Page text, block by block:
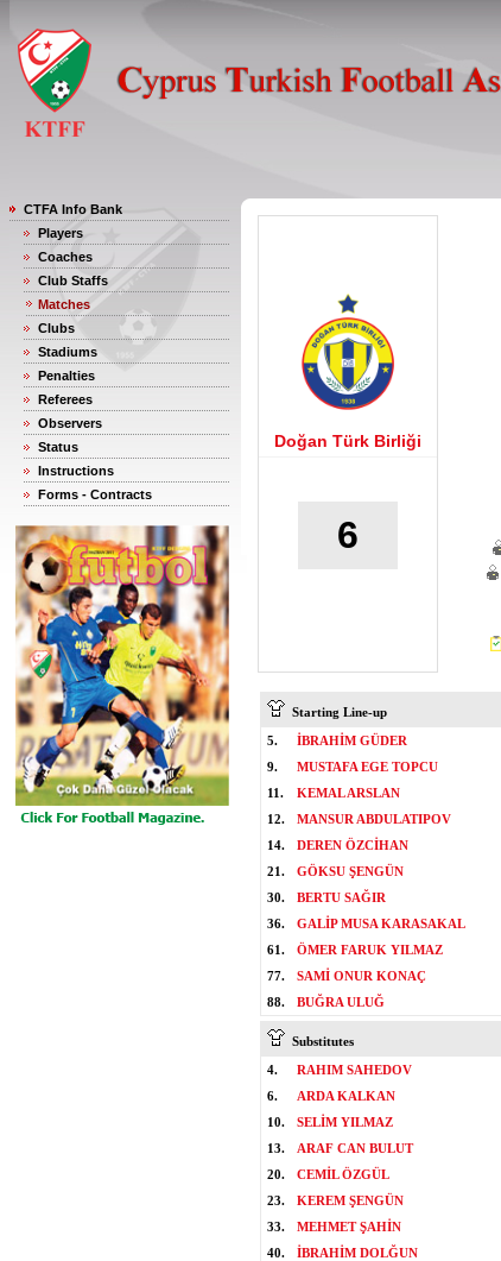
CTFA Info Bank
Players
Coaches
Club Staffs
Matches
Clubs
Stadiums
Penalties
Referees
Observers
Status
Instructions
Forms - Contracts
Doğan Türk Birliği
6
Starting Line-up
5.
İBRAHİM GÜDER
9.
MUSTAFA EGE TOPCU
11.
KEMAL ARSLAN
12.
MANSUR ABDULATIPOV
14.
DEREN ÖZCİHAN
21.
GÖKSU ŞENGÜN
30.
BERTU SAĞIR
36.
GALİP MUSA KARASAKAL
61.
ÖMER FARUK YILMAZ
77.
SAMİ ONUR KONAÇ
88.
BUĞRA ULUĞ
Substitutes
4.
RAHIM SAHEDOV
6.
ARDA KALKAN
10.
SELİM YILMAZ
13.
ARAF CAN BULUT
20.
CEMİL ÖZGÜL
23.
KEREM ŞENGÜN
33.
MEHMET ŞAHİN
40.
İBRAHİM DOLĞUN